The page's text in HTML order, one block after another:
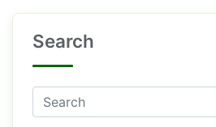
Search